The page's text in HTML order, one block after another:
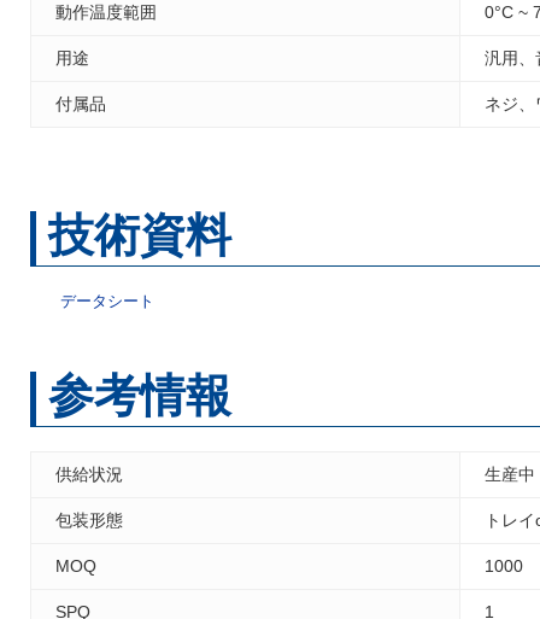
動作温度範囲 0°C ~
用途 汎用、
付属品 ネジ、
技術資料
データシート
参考情報
供給状況 生産中
包装形態 トレ
MOQ 1000
SPQ 1